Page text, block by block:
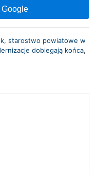
, starostwo powiatowe w
dobiegają końca,